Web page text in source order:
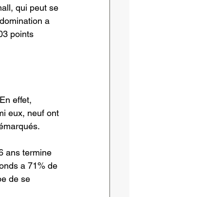
qui peut se
a
points
effet,
eux, neuf ont
ans termine
a 71% de
de se